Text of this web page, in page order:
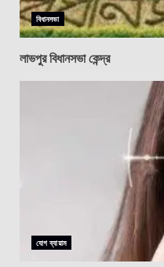
বিধানসভা
লাভপুর বিধানসভা কেন্দ্র
যোগ ব্যায়াম